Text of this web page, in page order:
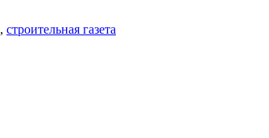
, строительная газета